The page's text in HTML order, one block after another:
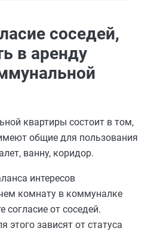
соседей,
в аренду
квартиры состоит в том,
общие для пользования
ванну, коридор.
интересов
комнату в коммуналке
согласие от соседей.
этого зависят от статуса